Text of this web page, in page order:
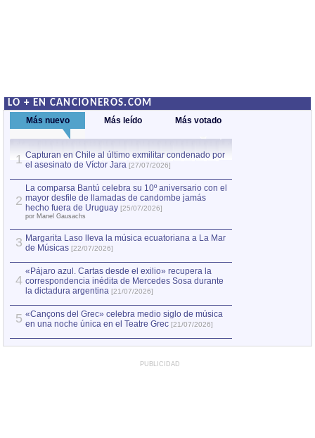
LO + EN CANCIONEROS.COM
Más nuevo Más leído Más votado
1 Capturan en Chile al último exmilitar condenado por
el asesinato de Víctor Jara [27/07/2026]
2
La comparsa Bantú celebra su 10º aniversario con el
mayor desfile de llamadas de candombe jamás
hecho fuera de Uruguay [25/07/2026]
por Manel Gausachs
3 Margarita Laso lleva la música ecuatoriana a La Mar
de Músicas [22/07/2026]
4
«Pájaro azul. Cartas desde el exilio» recupera la
correspondencia inédita de Mercedes Sosa durante
la dictadura argentina [21/07/2026]
5 «Cançons del Grec» celebra medio siglo de música
en una noche única en el Teatre Grec [21/07/2026]
PUBLICIDAD